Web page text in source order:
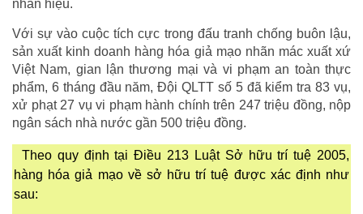
nhãn hiệu.
Với sự vào cuộc tích cực trong đấu tranh chống buôn lậu,
sản xuất kinh doanh hàng hóa giả mạo nhãn mác xuất xứ
Việt Nam, gian lận thương mại và vi phạm an toàn thực
phẩm, 6 tháng đầu năm, Đội QLTT số 5 đã kiểm tra 83 vụ,
xử phạt 27 vụ vi phạm hành chính trên 247 triệu đồng, nộp
ngân sách nhà nước gần 500 triệu đồng.
Theo quy định tại Điều 213 Luật Sở hữu trí tuệ 2005,
hàng hóa giả mạo về sở hữu trí tuệ được xác định như
sau: